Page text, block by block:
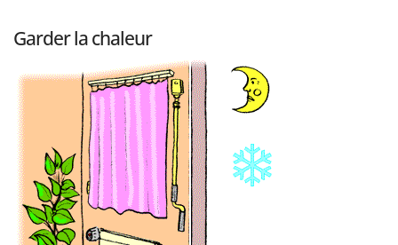
Garder la chaleur